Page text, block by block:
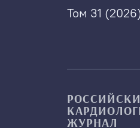
Том 31
ЖУРНАЛ